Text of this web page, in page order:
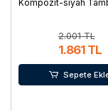
Kompozit-siyah
2.001 TL
1.861 TL
Sepete